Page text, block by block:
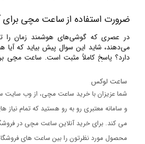
ضرورت استفاده از ساعت مچی برای
در عصری که گوشی‌های هوشمند زمان را
می‌دهند، شاید این سوال پیش بیاید که
دارد؟ پاسخ کاملاً مثبت است. ساعت مچی
نگاه به مچ دست برای اطلاع از زمان،
حرفه‌ای‌تر از درآوردن گوشی از جیب است.
به عنوان یک اکسسوری ضروری، خلا موجود
به استایل مردانه نظم و تکامل می‌بخشد. به
ساعت، مانند یک کت و شلوار بدون دکمه
اما ناقص.
ساعت لوکس
شما عزیزان با خرید ساعت مچی، از وب سایت
و سامانه معتبری رو به رو هستید که تمام نیاز
می کند. برای خرید آنلاین ساعت مچی در
محصول مورد نظرتون را بین ساعت های